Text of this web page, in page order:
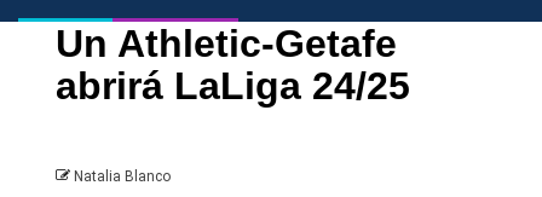
Un Athletic-Getafe
abrirá LaLiga 24/25
Natalia Blanco